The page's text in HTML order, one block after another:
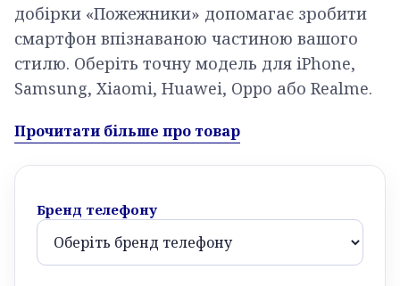
добірки «Пожежники» допомагає зробити
смартфон впізнаваною частиною вашого
стилю. Оберіть точну модель для iPhone,
Samsung, Xiaomi, Huawei, Oppo або Realme.
Прочитати більше про товар
Бренд телефону